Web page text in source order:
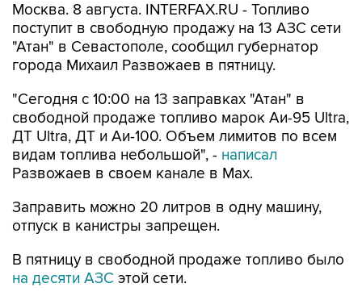
Москва. 8 августа. INTERFAX.RU - Топливо
поступит в свободную продажу на 13 АЗС сети
"Атан" в Севастополе, сообщил губернатор
города Михаил Развожаев в пятницу.
"Сегодня с 10:00 на 13 заправках "Атан" в
свободной продаже топливо марок Аи-95 Ultra,
ДТ Ultra, ДТ и Аи-100. Объем лимитов по всем
видам топлива небольшой", - написал
Развожаев в своем канале в Max.
Заправить можно 20 литров в одну машину,
отпуск в канистры запрещен.
В пятницу в свободной продаже топливо было
на десяти АЗС этой сети.